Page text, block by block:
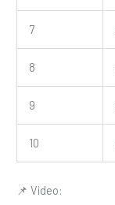
7
8
9
10
📌 Video: